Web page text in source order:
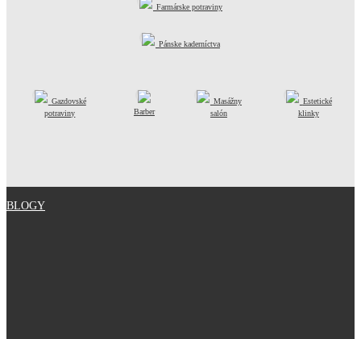
Farmárske potraviny
Pánske kaderníctva
Gazdovské
potraviny
Barber
Masážny
salón
Estetické
klinky
BLOGY